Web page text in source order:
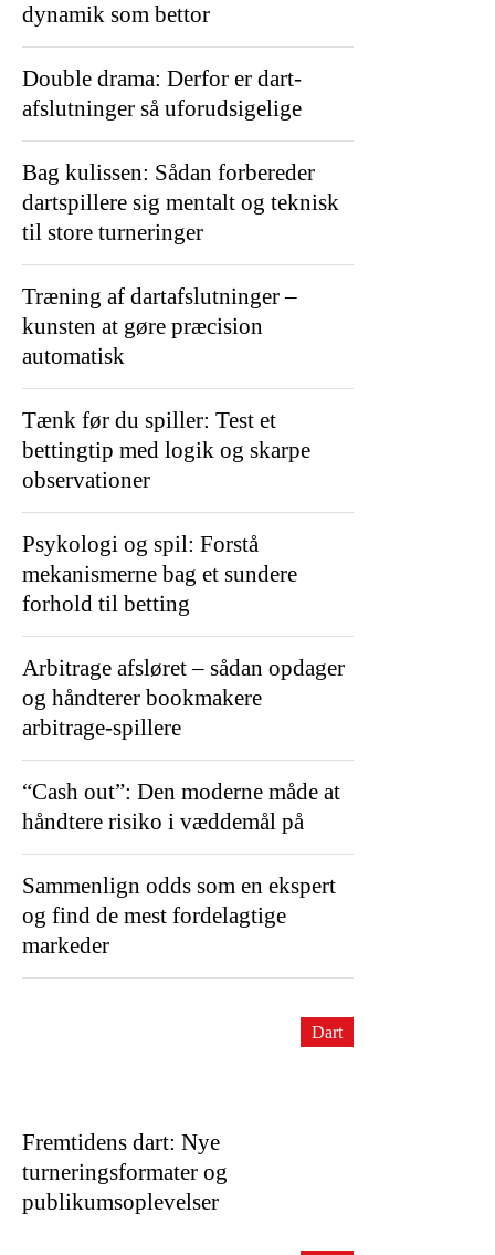
dynamik som bettor
Double drama: Derfor er dart-
afslutninger så uforudsigelige
Bag kulissen: Sådan forbereder
dartspillere sig mentalt og teknisk
til store turneringer
Træning af dartafslutninger –
kunsten at gøre præcision
automatisk
Tænk før du spiller: Test et
bettingtip med logik og skarpe
observationer
Psykologi og spil: Forstå
mekanismerne bag et sundere
forhold til betting
Arbitrage afsløret – sådan opdager
og håndterer bookmakere
arbitrage-spillere
“Cash out”: Den moderne måde at
håndtere risiko i væddemål på
Sammenlign odds som en ekspert
og find de mest fordelagtige
markeder
Fremtidens dart: Nye
turneringsformater og
publikumsoplevelser
Dart